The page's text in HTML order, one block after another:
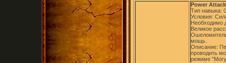
Power Attack
Тип навыка:
Условия:
Необходимо
Великое
мощь.
Описание:
проводить
режиме